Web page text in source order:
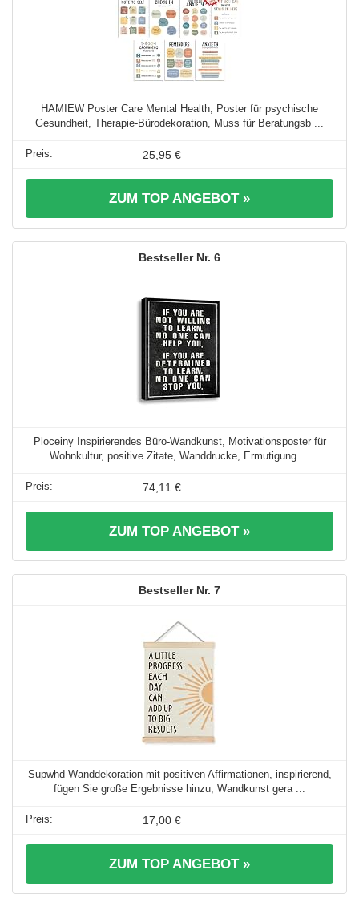
HAMIEW Poster Care Mental Health, Poster für psychische
Gesundheit, Therapie-Bürodekoration, Muss für Beratungsb ...
25,95 €
ZUM TOP ANGEBOT »
6
Ploceiny Inspirierendes Büro-Wandkunst, Motivationsposter für
Wohnkultur, positive Zitate, Wanddrucke, Ermutigung ...
74,11 €
ZUM TOP ANGEBOT »
7
Supwhd Wanddekoration mit positiven Affirmationen, inspirierend,
fügen Sie große Ergebnisse hinzu, Wandkunst gera ...
17,00 €
ZUM TOP ANGEBOT »